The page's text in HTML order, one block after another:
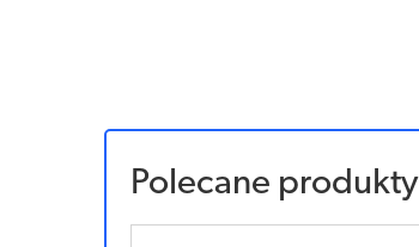
Polecane produkty